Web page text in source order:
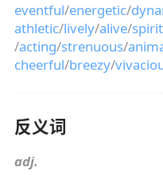
eventful/energetic/
athletic/lively/alive/
/acting/strenuous/
cheerful/breezy/
反义词
adj.